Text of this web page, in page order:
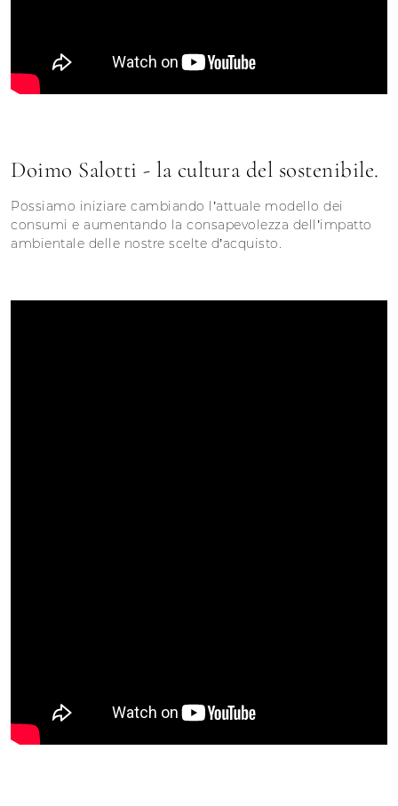
Doimo Salotti - la cultura del sostenibile.
Possiamo iniziare cambiando l’attuale modello dei
consumi e aumentando la consapevolezza dell’impatto
ambientale delle nostre scelte d’acquisto.